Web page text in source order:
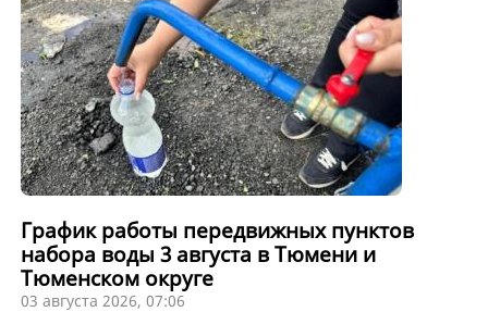
График работы передвижных пунктов
набора воды 3 августа в Тюмени и
Тюменском округе
03 августа 2026, 07:06